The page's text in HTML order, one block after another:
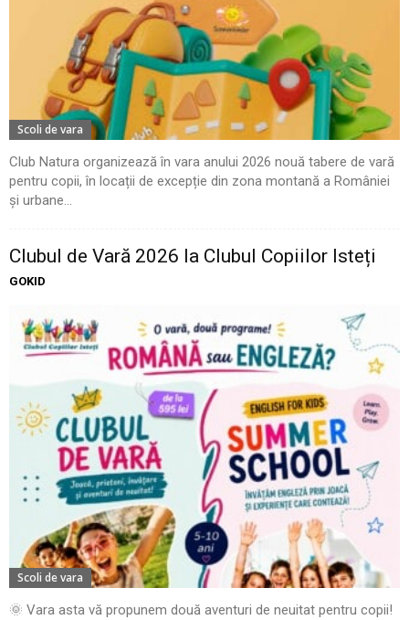
Scoli de vara
Club Natura organizează în vara anului 2026 nouă tabere de vară
pentru copii, în locații de excepție din zona montană a României
și urbane...
Clubul de Vară 2026 la Clubul Copiilor Isteți
GOKID
Scoli de vara
🌞 Vara asta vă propunem două aventuri de neuitat pentru copii!